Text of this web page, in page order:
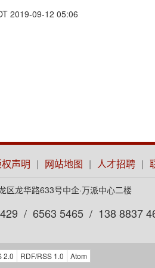
2019-09-12 05:06
声明 | 网站地图 | 人才招聘 |
区龙华路633号中企·万派中心二楼
/ 6563 5465 / 138 8837
2.0 RDF/RSS 1.0 Atom